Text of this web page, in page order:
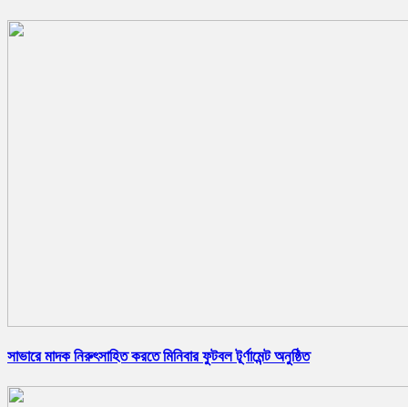
সাভারে মাদক নিরুৎসাহিত করতে মিনিবার ফুটবল টূর্ণামেন্ট অনুষ্ঠিত